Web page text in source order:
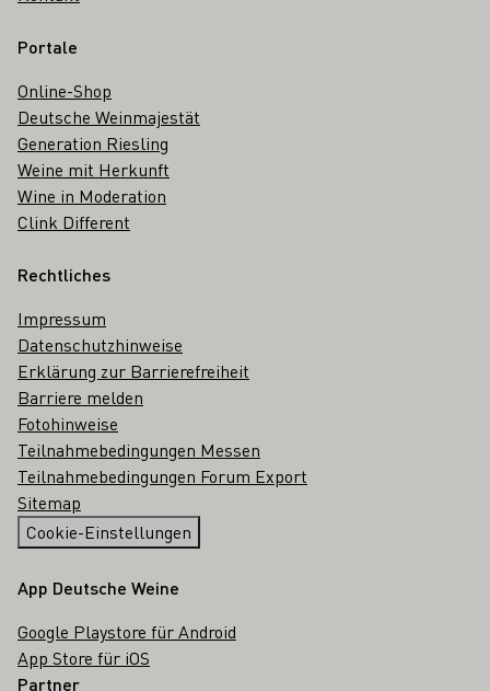
Portale
Online-Shop
Deutsche Weinmajestät
Generation Riesling
Weine mit Herkunft
Wine in Moderation
Clink Different
Rechtliches
Impressum
Datenschutzhinweise
Erklärung zur Barrierefreiheit
Barriere melden
Fotohinweise
Teilnahmebedingungen Messen
Teilnahmebedingungen Forum Export
Sitemap
Cookie-Einstellungen
App Deutsche Weine
Google Playstore für Android
App Store für iOS
Partner